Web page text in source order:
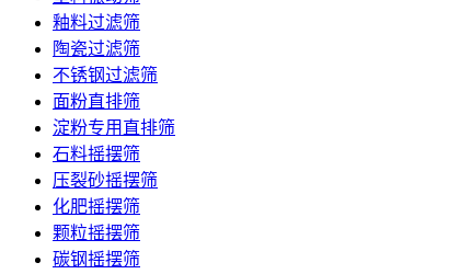
釉料过滤筛
陶瓷过滤筛
不锈钢过滤筛
面粉直排筛
淀粉专用直排筛
石料摇摆筛
压裂砂摇摆筛
化肥摇摆筛
颗粒摇摆筛
碳钢摇摆筛